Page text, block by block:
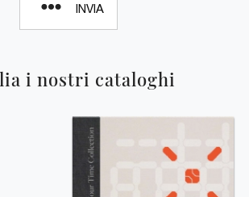
i nostri cataloghi
INVIA